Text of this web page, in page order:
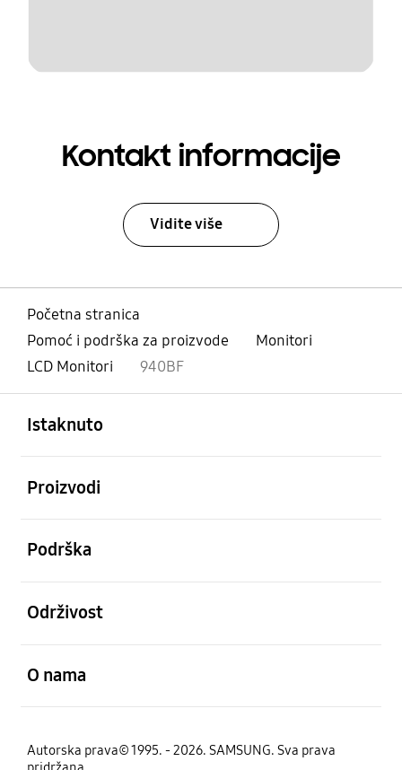
Kontakt informacije
Vidite više
Početna stranica
Pomoć i podrška za proizvode
Monitori
LCD Monitori
940BF
Istaknuto
Proizvodi
Podrška
Održivost
O nama
Autorska prava© 1995. - 2026. SAMSUNG. Sva prava